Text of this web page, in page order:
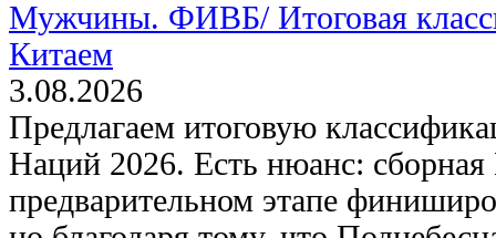
Мужчины. ФИВБ/ Итоговая
Китаем
3.08.2026
Предлагаем итоговую
Наций 2026. Есть нюанс: сборная
предварительном этапе